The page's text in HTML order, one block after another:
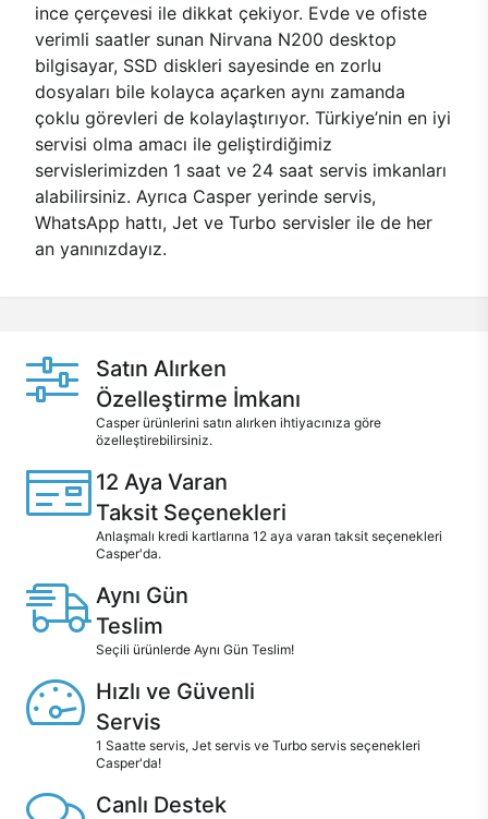
ince çerçevesi ile dikkat çekiyor. Evde ve ofiste
verimli saatler sunan Nirvana N200 desktop
bilgisayar, SSD diskleri sayesinde en zorlu
dosyaları bile kolayca açarken aynı zamanda
çoklu görevleri de kolaylaştırıyor. Türkiye’nin en iyi
servisi olma amacı ile geliştirdiğimiz
servislerimizden 1 saat ve 24 saat servis imkanları
alabilirsiniz. Ayrıca Casper yerinde servis,
WhatsApp hattı, Jet ve Turbo servisler ile de her
an yanınızdayız.
Satın Alırken
Özelleştirme İmkanı
Casper ürünlerini satın alırken ihtiyacınıza göre
özelleştirebilirsiniz.
12 Aya Varan
Taksit Seçenekleri
Anlaşmalı kredi kartlarına 12 aya varan taksit seçenekleri
Casper'da.
Aynı Gün
Teslim
Seçili ürünlerde Aynı Gün Teslim!
Hızlı ve Güvenli
Servis
1 Saatte servis, Jet servis ve Turbo servis seçenekleri
Casper'da!
Canlı Destek